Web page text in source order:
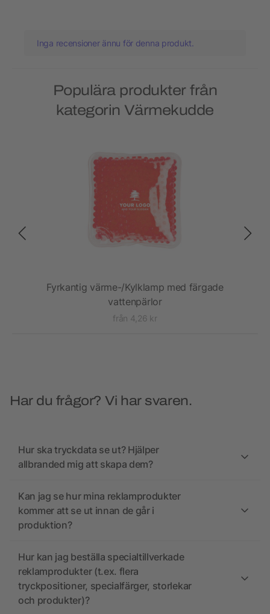
Inga recensioner ännu för denna produkt.
Populära produkter från
kategorin Värmekudde
Fyrkantig värme-/Kylklamp med färgade
vattenpärlor
från 4,26 kr
Har du frågor? Vi har svaren.
Hur ska tryckdata se ut? Hjälper
allbranded mig att skapa dem?
Kan jag se hur mina reklamprodukter
kommer att se ut innan de går i
produktion?
Hur kan jag beställa specialtillverkade
reklamprodukter (t.ex. flera
tryckpositioner, specialfärger, storlekar
och produkter)?